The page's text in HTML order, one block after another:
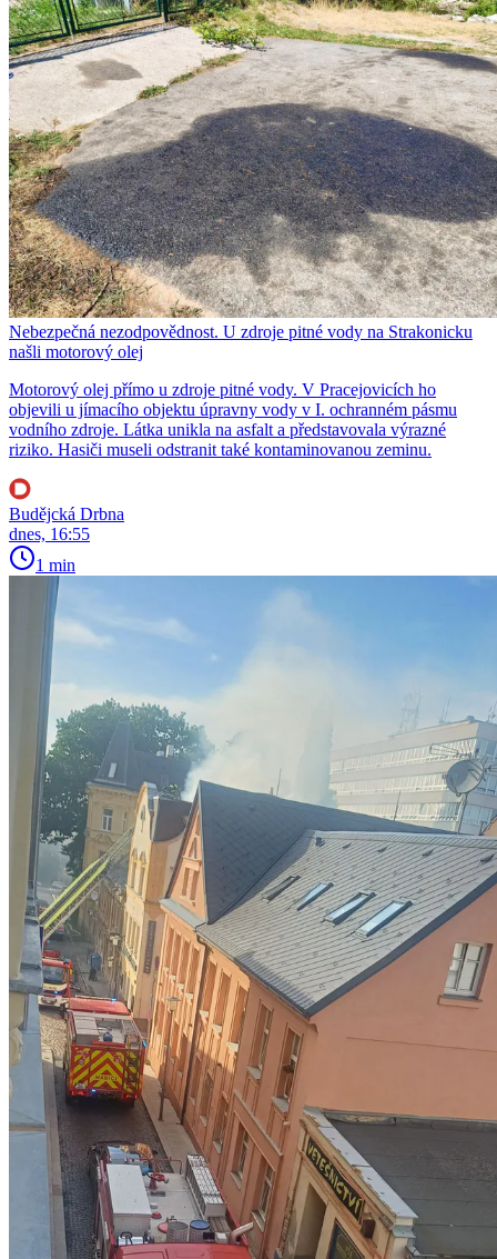
Nebezpečná nezodpovědnost. U zdroje pitné vody na Strakonicku
našli motorový olej
Motorový olej přímo u zdroje pitné vody. V Pracejovicích ho
objevili u jímacího objektu úpravny vody v I. ochranném pásmu
vodního zdroje. Látka unikla na asfalt a představovala výrazné
riziko. Hasiči museli odstranit také kontaminovanou zeminu.
Budějcká Drbna
dnes, 16:55
1 min